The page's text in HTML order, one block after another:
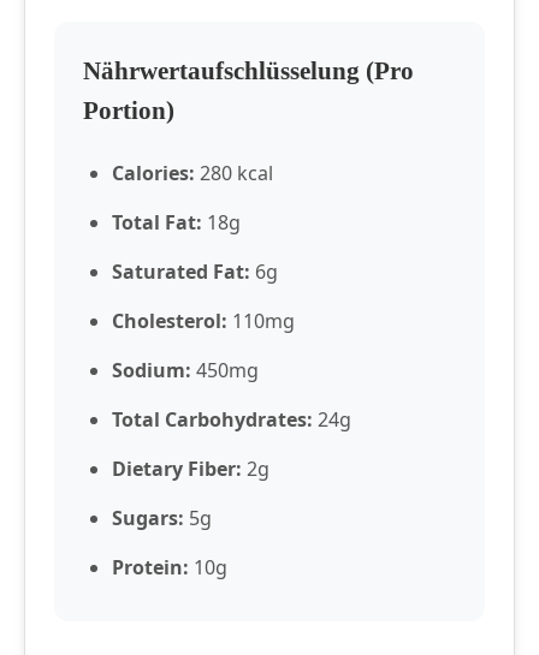
Nährwertaufschlüsselung (Pro
Portion)
Calories: 280 kcal
Total Fat: 18g
Saturated Fat: 6g
Cholesterol: 110mg
Sodium: 450mg
Total Carbohydrates: 24g
Dietary Fiber: 2g
Sugars: 5g
Protein: 10g